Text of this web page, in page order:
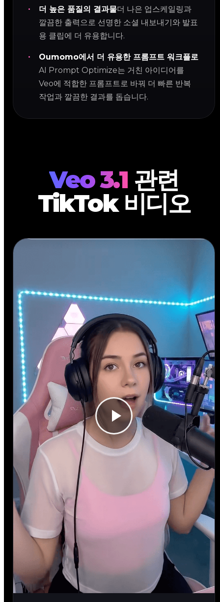
더 높은 품질의 결과물더 나은 업스케일링과
깔끔한 출력으로 선명한 소셜 내보내기와 발표
용 클립에 더 유용합니다.
Oumomo에서 더 유용한 프롬프트 워크플로
AI Prompt Optimize는 거친 아이디어를
Veo에 적합한 프롬프트로 바꿔 더 빠른 반복
작업과 깔끔한 결과를 돕습니다.
Veo 3.1 관련
TikTok 비디오